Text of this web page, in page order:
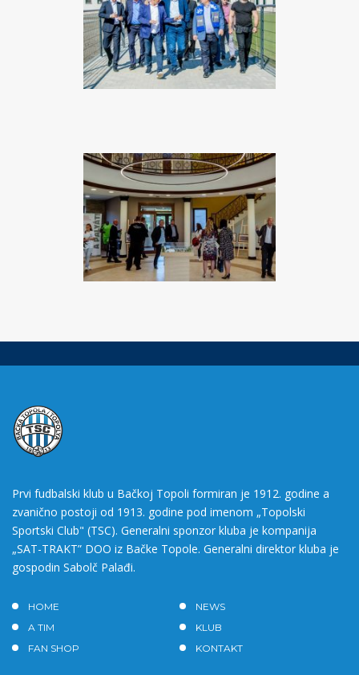
Prvi fudbalski klub u Bačkoj Topoli formiran je 1912. godine a
zvanično postoji od 1913. godine pod imenom „Topolski
Sportski Club" (TSC). Generalni sponzor kluba je kompanija
„SAT-TRAKT” DOO iz Bačke Topole. Generalni direktor kluba je
gospodin Sabolč Palađi.
HOME
NEWS
A TIM
KLUB
FAN SHOP
KONTAKT